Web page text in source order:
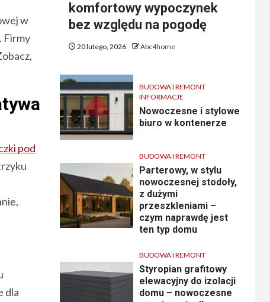
w
Firmy
pod
dla
komfortowy wypoczynek
bez względu na pogodę
20 lutego, 2026 Abc4home
BUDOWA I REMONT
INFORMACJE
Nowoczesne i stylowe
biuro w kontenerze
BUDOWA I REMONT
Parterowy, w stylu
nowoczesnej stodoły,
z dużymi
przeszkleniami –
czym naprawdę jest
ten typ domu
BUDOWA I REMONT
Styropian grafitowy
elewacyjny do izolacji
domu – nowoczesne